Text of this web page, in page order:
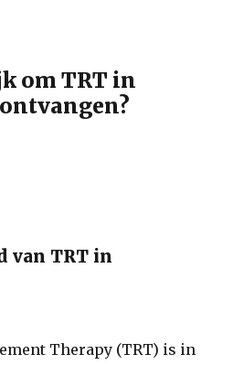
om TRT in
van TRT in
Therapy (TRT) is in